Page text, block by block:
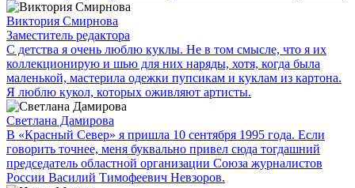
Виктория Смирнова
Заместитель редактора
С детства я очень люблю куклы. Не в том смысле, что я их
коллекционирую и шью для них наряды, хотя, когда была
маленькой, мастерила одежки пупсикам и куклам из картона.
Я люблю кукол, которых оживляют артисты.
Светлана Дамирова
В «Красный Север» я пришла 10 сентября 1995 года. Если
говорить точнее, меня буквально привел сюда тогдашний
председатель областной организации Союза журналистов
России Василий Тимофеевич Невзоров.